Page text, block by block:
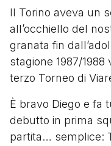
Il Torino aveva un
all’occhiello del
granata fin
stagione 1987/
terzo Torneo di
È bravo Diego e fa
debutto in prima
partita… semplice: